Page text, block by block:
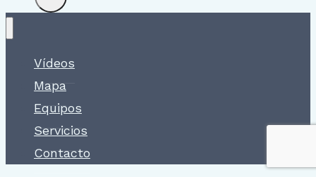
Vídeos
Mapa
Equipos
Servicios
Contacto